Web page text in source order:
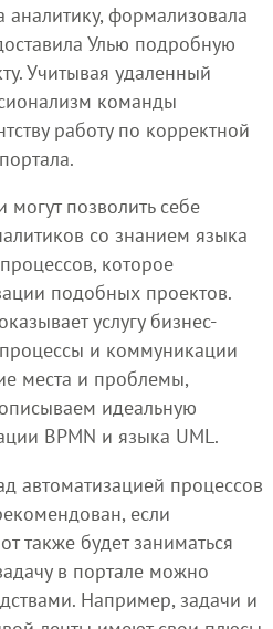
аналитику, формализовала
Улью подробную
Учитывая удаленный
команды
работу по корректной
позволить себе
со знанием языка
которое
подобных проектов.
услугу бизнес-
и коммуникации
места и проблемы,
идеальную
BPMN и языка UML.
автоматизацией процессов
если
также будет заниматься
в портале можно
Например, задачи и